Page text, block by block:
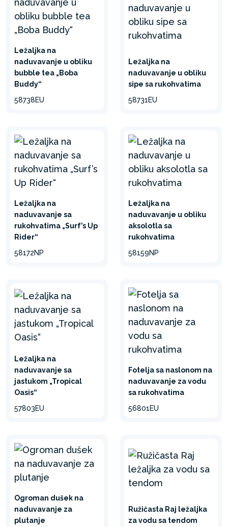
Ležaljka na
naduvavanje u obliku
bubble tea „Boba
Buddy“
58738EU
Ležaljka na
naduvavanje u obliku
sipe sa rukohvatima
58731EU
Ležaljka na
naduvavanje sa
rukohvatima „Surf’s Up
Rider“
58172NP
Ležaljka na
naduvavanje u obliku
aksolotla sa
rukohvatima
58159NP
Ležaljka na
naduvavanje sa
jastukom „Tropical
Oasis“
57803EU
Fotelja sa naslonom na
naduvavanje za vodu
sa rukohvatima
56801EU
Ogroman dušek na
naduvavanje za
plutanje
Ružičasta Raj ležaljka
za vodu sa tendom